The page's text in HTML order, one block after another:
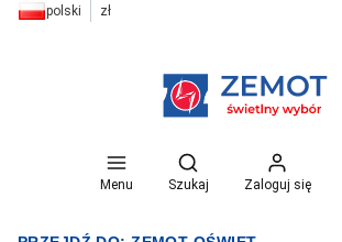
polski zł
Menu
Otwórz wyszukiwarkę
Szukaj Zaloguj się